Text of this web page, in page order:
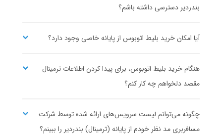
بندردیر دسترسی داشته باشم؟
آیا امکان خرید بلیط اتوبوس از پایانه خاصی وجود دارد؟
هنگام خرید بلیط اتوبوس، برای پیدا کردن اطلاعات ترمینال
مقصد دلخواهم چه کار کنم؟
چگونه می‌توانم لیست سرویس‌های ارائه شده توسط شرکت
مسافربری مد نظر خودم از پایانه (ترمینال) بندردیر را ببینم؟